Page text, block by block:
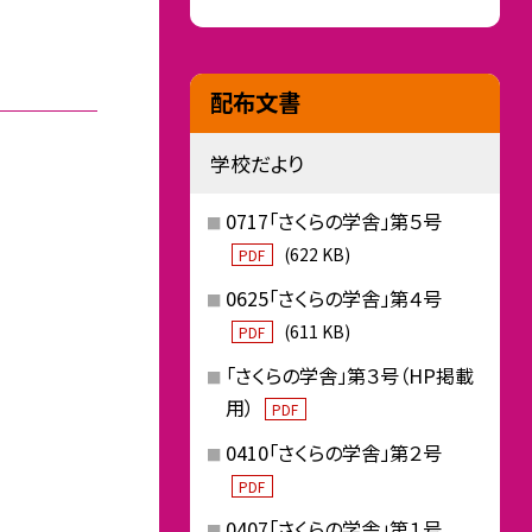
配布文書
学校だより
0717「さくらの学舎」第５号
PDF (622 KB)
0625「さくらの学舎」第４号
PDF (611 KB)
「さくらの学舎」第３号（HP掲載
用）
PDF
0410「さくらの学舎」第２号
PDF